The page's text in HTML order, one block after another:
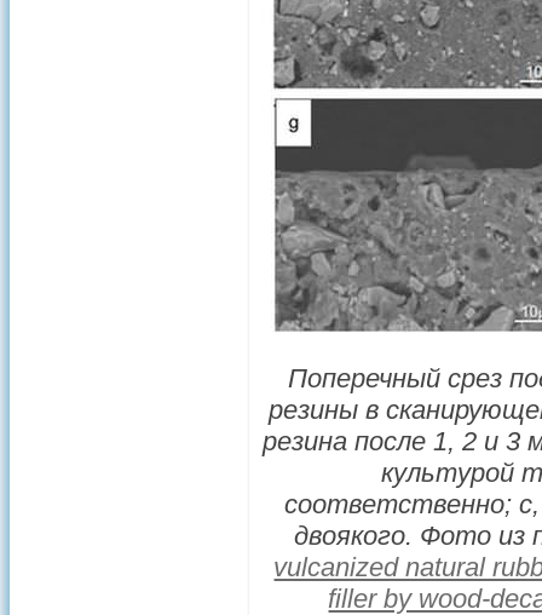
Поперечный срез
резины в
резина после 1, 2 и 3
культурой
соответственно;
двоякого. Фото
vulcanized natural
filler by wood-